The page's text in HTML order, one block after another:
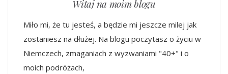
Witaj na moim blogu
Miło mi, że tu jesteś, a będzie mi jeszcze milej jak
zostaniesz na dłużej. Na blogu poczytasz o życiu w
Niemczech, zmaganiach z wyzwaniami "40+" i o
moich podróżach,